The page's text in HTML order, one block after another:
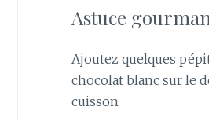
Astuce
Ajoutez quelques
chocolat blanc sur le
cuisson